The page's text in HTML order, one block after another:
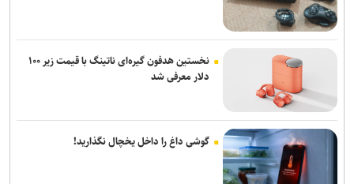
نخستین هدفون گیره‌ای ناتینگ با قیمت زیر ۱۰۰
دلار معرفی شد
گوشی داغ را داخل یخچال نگذارید!